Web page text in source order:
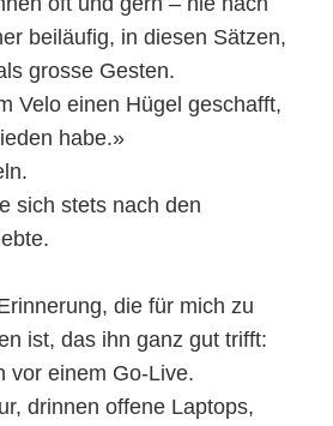
beiläufig, in diesen Sätzen,
grosse Gesten.
Velo einen Hügel geschafft,
habe.»
sich stets nach den
die für mich zu
ist, das ihn ganz gut trifft:
vor einem Go-Live.
drinnen offene Laptops,